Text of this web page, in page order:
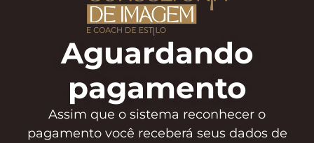
Aguardando
pagamento
Assim que o sistema reconhecer o
pagamento você receberá seus dados de